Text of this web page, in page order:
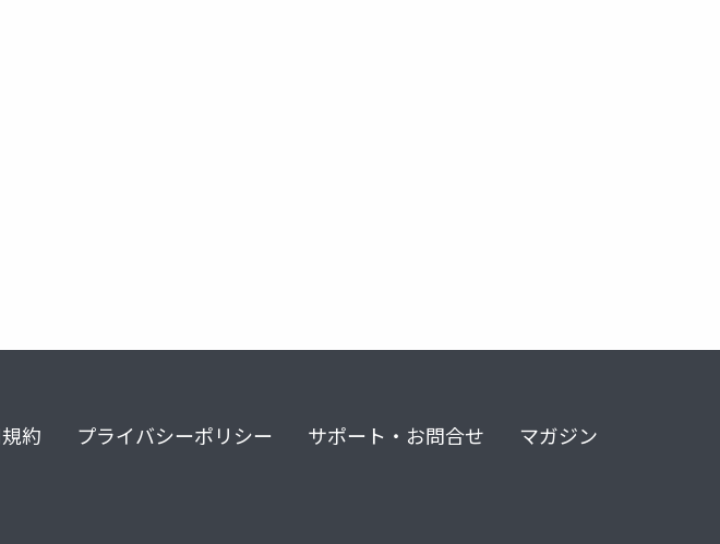
約 プライバシーポリシー サポート・お問合せ マガジン